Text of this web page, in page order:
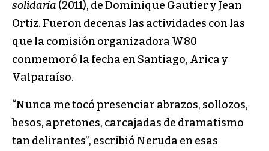
solidaria (2011), de Dominique Gautier y Jean
Ortiz. Fueron decenas las actividades con las
que la comisión organizadora W80
conmemoró la fecha en Santiago, Arica y
Valparaíso.
“Nunca me tocó presenciar abrazos, sollozos,
besos, apretones, carcajadas de dramatismo
tan delirantes”, escribió Neruda en esas